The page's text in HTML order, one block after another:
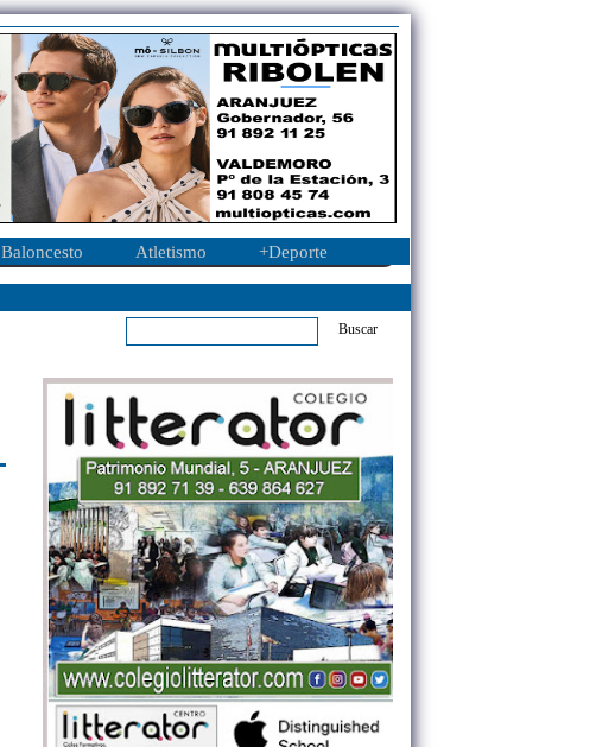
Baloncesto Atletismo +Deporte